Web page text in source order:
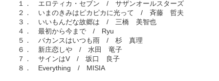
１． エロティカ・セブン / サザンオールスターズ
２． いまのきみはピカピカに光って / 斉藤 哲夫
３． いいもんだな故郷は / 三橋 美智也
４． 最初から今まで / Ryu
５． バカンスはいつも雨 / 杉 真理
６． 新庄恋しや / 水田 竜子
７． サインはV / 坂口 良子
８． Everything / MISIA